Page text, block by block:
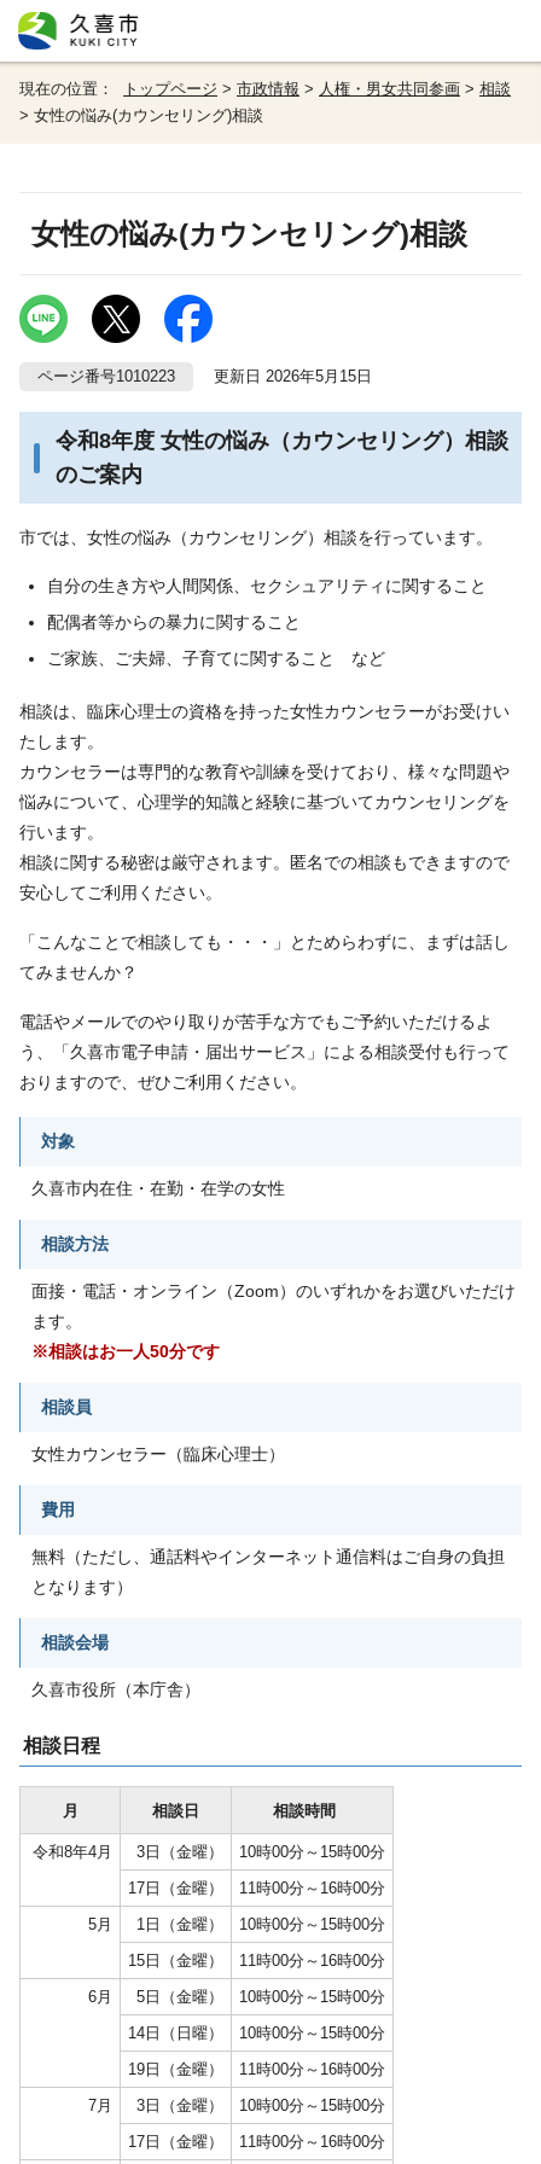
現在の位置： トップページ > 市政情報 > 人権・男女共同参画 > 相談
> 女性の悩み(カウンセリング)相談
女性の悩み(カウンセリング)相談
ページ番号1010223 更新日 2026年5月15日
令和8年度 女性の悩み（カウンセリング）相談
のご案内
市では、女性の悩み（カウンセリング）相談を行っています。
自分の生き方や人間関係、セクシュアリティに関すること
配偶者等からの暴力に関すること
ご家族、ご夫婦、子育てに関すること など
相談は、臨床心理士の資格を持った女性カウンセラーがお受けい
たします。
カウンセラーは専門的な教育や訓練を受けており、様々な問題や
悩みについて、心理学的知識と経験に基づいてカウンセリングを
行います。
相談に関する秘密は厳守されます。匿名での相談もできますので
安心してご利用ください。
「こんなことで相談しても・・・」とためらわずに、まずは話し
てみませんか？
電話やメールでのやり取りが苦手な方でもご予約いただけるよ
う、「久喜市電子申請・届出サービス」による相談受付も行って
おりますので、ぜひご利用ください。
対象
久喜市内在住・在勤・在学の女性
相談方法
面接・電話・オンライン（Zoom）のいずれかをお選びいただけ
ます。
※相談はお一人50分です
相談員
女性カウンセラー（臨床心理士）
費用
無料（ただし、通話料やインターネット通信料はご自身の負担
となります）
相談会場
久喜市役所（本庁舎）
相談日程
月 相談日 相談時間
令和8年4月 3日（金曜）
10時00分～15時00分
17日（金曜）
11時00分～16時00分
5月
1日（金曜）
10時00分～15時00分
15日（金曜）
11時00分～16時00分
6月
5日（金曜）
10時00分～15時00分
14日（日曜）
10時00分～15時00分
19日（金曜）
11時00分～16時00分
7月
3日（金曜）
10時00分～15時00分
17日（金曜）
11時00分～16時00分